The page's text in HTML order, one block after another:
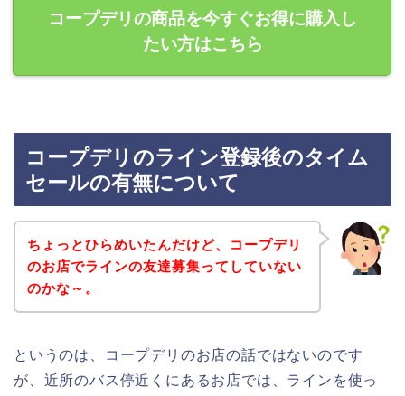
コープデリの商品を今すぐお得に購入し
たい方はこちら
コープデリのライン登録後のタイム
セールの有無について
ちょっとひらめいたんだけど、コープデリ
のお店でラインの友達募集ってしていない
のかな～。
というのは、コープデリのお店の話ではないのです
が、近所のバス停近くにあるお店では、ラインを使っ